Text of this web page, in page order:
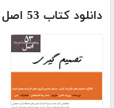
دانلود کتاب 53 اصل تصمیم گیری